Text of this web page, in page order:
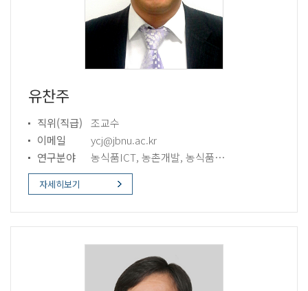
유찬주
직위(직급) 조교수
이메일
ycj@jbnu.ac.kr
연구분야
농식품ICT, 농촌개발, 농식품경영/경제
자세히보기